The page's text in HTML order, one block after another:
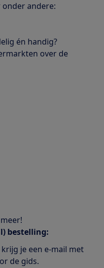
andere:
én handig?
over de
bestelling:
je een e-mail met
de gids.